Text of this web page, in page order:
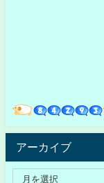
アーカイブ